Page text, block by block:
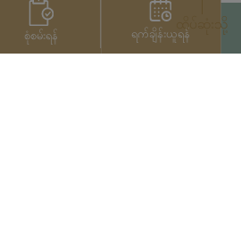
စုံစမ်းရန် ရက်ချိန်းယူရန်ထိပ်ဆုံးသို့